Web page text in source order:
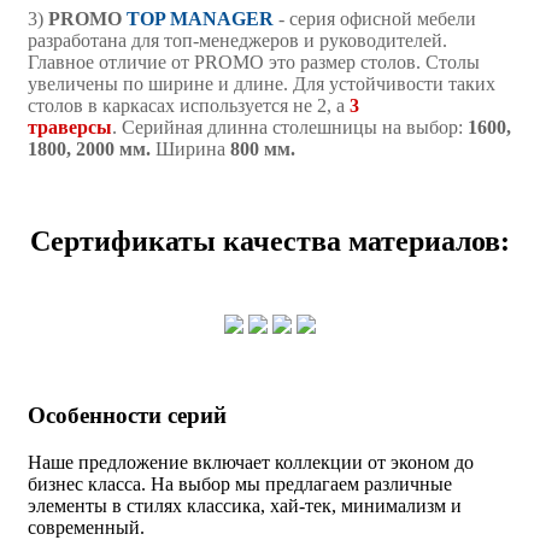
3) PROMO TOP MANAGER - серия офисной мебели
разработана для топ-менеджеров и руководителей.
Главное отличие от PROMO это размер столов. Столы
увеличены по ширине и длине. Для устойчивости таких
столов в каркасах используется не 2, а 3
траверсы. Серийная длинна столешницы на выбор: 1600,
1800, 2000 мм. Ширина 800 мм.
Сертификаты качества материалов:
Особенности серий
Наше предложение включает коллекции от эконом до
бизнес класса. На выбор мы предлагаем различные
элементы в стилях классика, хай-тек, минимализм и
современный.